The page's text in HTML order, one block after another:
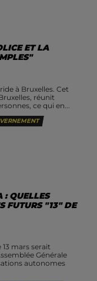
ET LA
à Bruxelles. Cet
réunit
ce qui en...
: QUELLES
FUTURS "13" DE
mars serait
Générale
autonomes